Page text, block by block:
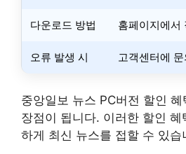
다운로드 방법 홈페이지에서
오류 발생 시 고객센터에 문
중앙일보 뉴스 PC버전 할인
장점이 됩니다. 이러한 할인 혜
하게 최신 뉴스를 접할 수 있습